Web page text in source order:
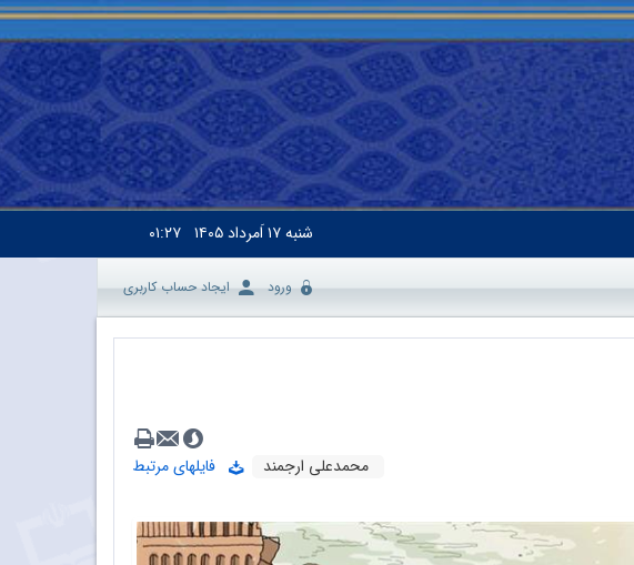
شنبه۱۷ اَمرداد ۱۴۰۵ ۰۱:۲۷
ورود ایجاد حساب کاربری
محمدعلی ارجمند
فایلهای مرتبط